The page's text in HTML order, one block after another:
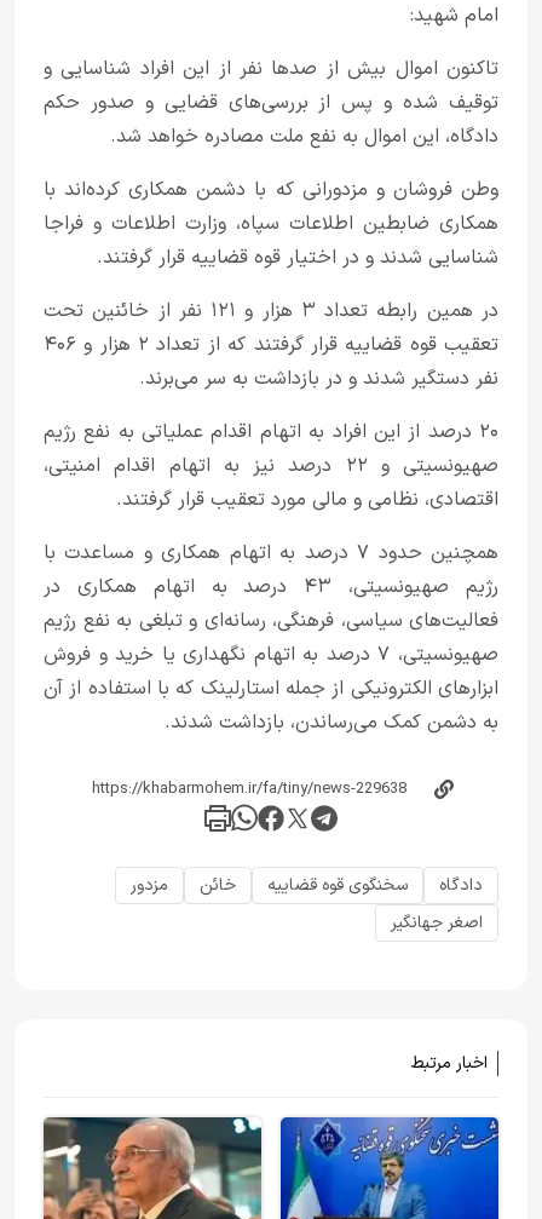
امام شهید:
تاکنون اموال بیش از صد‌ها نفر از این افراد شناسایی و
توقیف شده و پس از بررسی‌های قضایی و صدور حکم
دادگاه، این اموال به نفع ملت مصادره خواهد شد.
وطن فروشان و مزدورانی که با دشمن همکاری کرده‌اند با
همکاری ضابطین اطلاعات سپاه، وزارت اطلاعات و فراجا
شناسایی شدند و در اختیار قوه قضاییه قرار گرفتند.
در همین رابطه تعداد ۳ هزار و ۱۲۱ نفر از خائنین تحت
تعقیب قوه قضاییه قرار گرفتند که از تعداد ۲ هزار و ۴۰۶
نفر دستگیر شدند و در بازداشت به سر می‌برند.
۲۰ درصد از این افراد به اتهام اقدام عملیاتی به نفع رژیم
صهیونسیتی و ۲۲ درصد نیز به اتهام اقدام امنیتی،
اقتصادی، نظامی و مالی مورد تعقیب قرار گرفتند.
همچنین حدود ۷ درصد به اتهام همکاری و مساعدت با
رژیم صهیونسیتی، ۴۳ درصد به اتهام همکاری در
فعالیت‌های سیاسی، فرهنگی، رسانه‌ای و تبلغی به نفع رژیم
صهیونسیتی، ۷ درصد به اتهام نگهداری یا خرید و فروش
ابزارهای الکترونیکی از جمله استارلینک که با استفاده از آن
به دشمن کمک می‌رساندن، بازداشت شدند.
دادگاه سخنگوی قوه قضاییه خائن
مزدور
اصغر جهانگیر
اخبار مرتبط